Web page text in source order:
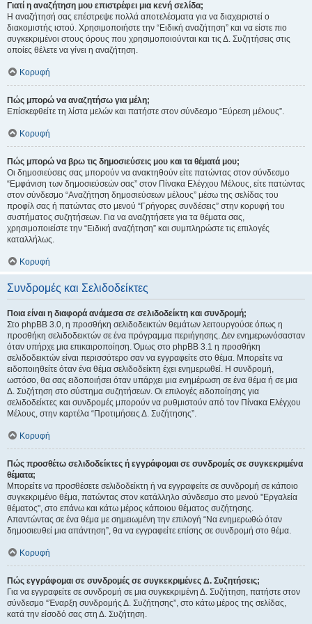
Γιατί η αναζήτηση μου επιστρέφει μια κενή σελίδα;
Η αναζήτησή σας επέστρεψε πολλά αποτελέσματα για να διαχειριστεί ο
διακομιστής ιστού. Χρησιμοποιήστε την “Ειδική αναζήτηση” και να είστε πιο
συγκεκριμένοι στους όρους που χρησιμοποιούνται και τις Δ. Συζητήσεις στις
οποίες θέλετε να γίνει η αναζήτηση.
Κορυφή
Πώς μπορώ να αναζητήσω για μέλη;
Επίσκεφθείτε τη λίστα μελών και πατήστε στον σύνδεσμο “Εύρεση μέλους”.
Κορυφή
Πώς μπορώ να βρω τις δημοσιεύσεις μου και τα θέματά μου;
Οι δημοσιεύσεις σας μπορούν να ανακτηθούν είτε πατώντας στον σύνδεσμο
“Εμφάνιση των δημοσιεύσεών σας” στον Πίνακα Ελέγχου Μέλους, είτε πατώντας
στον σύνδεσμο “Αναζήτηση δημοσιεύσεων μέλους” μέσω της σελίδας του
προφίλ σας ή πατώντας στο μενού “Γρήγορες συνδέσεις” στην κορυφή του
συστήματος συζητήσεων. Για να αναζητήσετε για τα θέματα σας,
χρησιμοποιείστε την “Ειδική αναζήτηση” και συμπληρώστε τις επιλογές
καταλλήλως.
Κορυφή
Συνδρομές και Σελιδοδείκτες
Ποια είναι η διαφορά ανάμεσα σε σελιδοδείκτη και συνδρομή;
Στο phpBB 3.0, η προσθήκη σελιδοδεικτών θεμάτων λειτουργούσε όπως η
προσθήκη σελιδοδεικτών σε ένα πρόγραμμα περιήγησης. Δεν ενημερωνόσασταν
όταν υπήρχε μια επικαιροποίηση. Όμως στο phpBB 3.1 η προσθήκη
σελιδοδεικτών είναι περισσότερο σαν να εγγραφείτε στο θέμα. Μπορείτε να
ειδοποιηθείτε όταν ένα θέμα σελιδοδείκτη έχει ενημερωθεί. Η συνδρομή,
ωστόσο, θα σας ειδοποιήσει όταν υπάρχει μια ενημέρωση σε ένα θέμα ή σε μια
Δ. Συζήτηση στο σύστημα συζητήσεων. Οι επιλογές ειδοποίησης για
σελιδοδείκτες και συνδρομές μπορούν να ρυθμιστούν από τον Πίνακα Ελέγχου
Μέλους, στην καρτέλα “Προτιμήσεις Δ. Συζήτησης”.
Κορυφή
Πώς προσθέτω σελιδοδείκτες ή εγγράφομαι σε συνδρομές σε συγκεκριμένα
θέματα;
Μπορείτε να προσθέσετε σελιδοδείκτη ή να εγγραφείτε σε συνδρομή σε κάποιο
συγκεκριμένο θέμα, πατώντας στον κατάλληλο σύνδεσμο στο μενού "Εργαλεία
θέματος", στο επάνω και κάτω μέρος κάποιου θέματος συζήτησης.
Απαντώντας σε ένα θέμα με σημειωμένη την επιλογή “Να ενημερωθώ όταν
δημοσιευθεί μια απάντηση”, θα να εγγραφείτε επίσης σε συνδρομή στο θέμα.
Κορυφή
Πώς εγγράφομαι σε συνδρομές σε συγκεκριμένες Δ. Συζητήσεις;
Για να εγγραφείτε σε συνδρομή σε μια συγκεκριμένη Δ. Συζήτηση, πατήστε στον
σύνδεσμο “Έναρξη συνδρομής Δ. Συζήτησης”, στο κάτω μέρος της σελίδας,
κατά την είσοδό σας στη Δ. Συζήτηση.